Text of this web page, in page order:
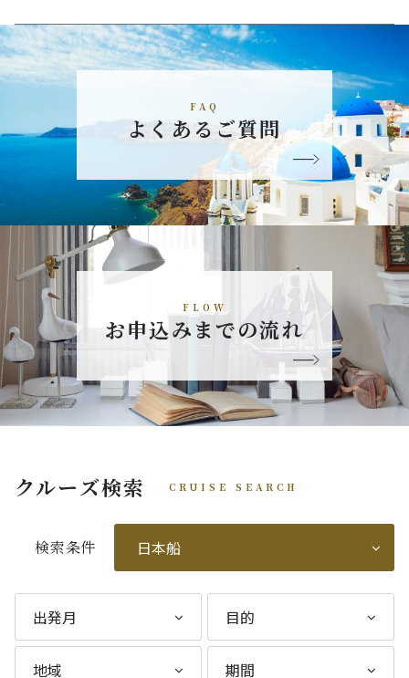
FAQ
よくあるご質問
FLOW
お申込みまでの流れ
クルーズ検索 CRUISE SEARCH
検索条件